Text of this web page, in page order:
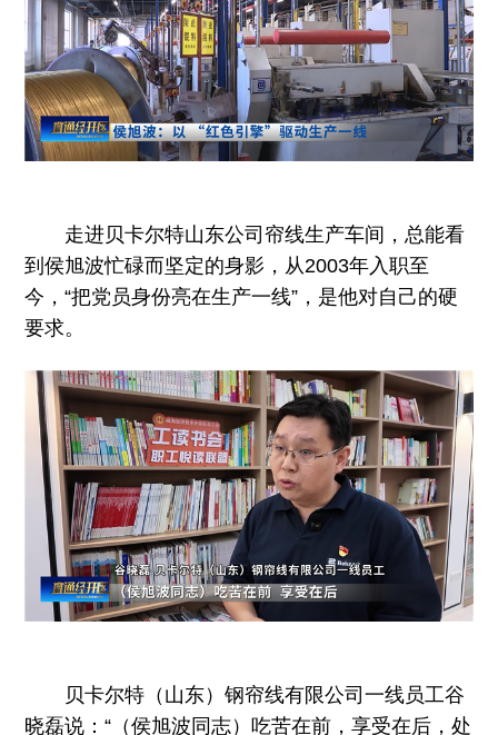
走进贝卡尔特山东公司帘线生产车间，总能看
到侯旭波忙碌而坚定的身影，从2003年入职至
今，“把党员身份亮在生产一线”，是他对自己的硬
要求。
贝卡尔特（山东）钢帘线有限公司一线员工谷
晓磊说：“（侯旭波同志）吃苦在前，享受在后，处